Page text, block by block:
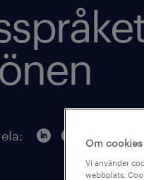
Om cookies
Vi använder
webbplats.